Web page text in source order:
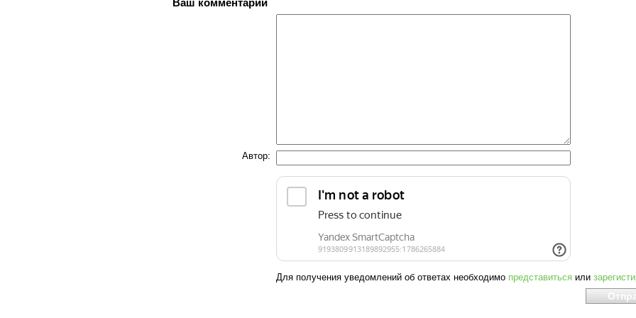
Ваш комментарий
Автор:
Для получения уведомлений об ответах необходимо представиться или